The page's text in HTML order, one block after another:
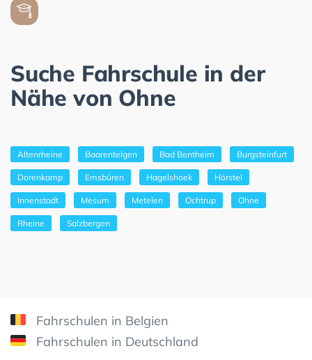
Suche Fahrschule in der
Nähe von Ohne
Altenrheine Baarentelgen Bad Bentheim Burgsteinfurt
Dorenkamp Emsbüren Hagelshoek Hörstel
Innenstadt Mesum Metelen Ochtrup Ohne
Rheine Salzbergen
Fahrschulen in Belgien
Fahrschulen in Deutschland